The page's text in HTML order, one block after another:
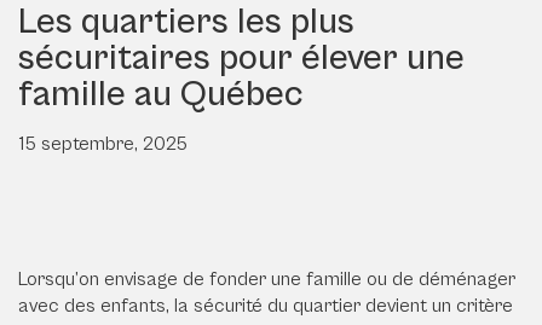
Les quartiers les plus
sécuritaires pour élever une
famille au Québec
15 septembre, 2025
Lorsqu’on envisage de fonder une famille ou de déménager
avec des enfants, la sécurité du quartier devient un critère